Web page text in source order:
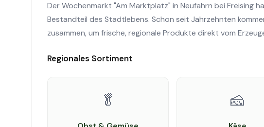
Der Wochenmarkt "Am Marktplatz" in Neufahrn bei Freising
Bestandteil des Stadtlebens. Schon seit Jahrzehnten
zusammen, um frische, regionale Produkte direkt vom
Regionales Sortiment
🥬 🧀